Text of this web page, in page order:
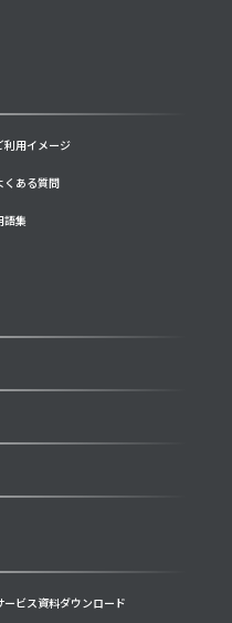
利用イメージ
くある質問
語集
ービス資料ダウンロード